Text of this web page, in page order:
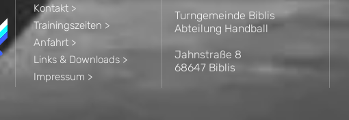
Kontakt >
Trainingszeiten >
Anfahrt >
Links & Downloads >
Impressum >
Turngemeinde Biblis
Abteilung Handball
Jahnstraße 8
68647 Biblis